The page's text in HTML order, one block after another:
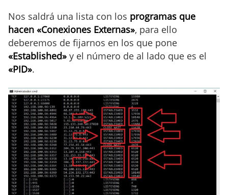
Nos saldrá una lista con los programas que
hacen «Conexiones Externas», para ello
deberemos de fijarnos en los que pone
«Established» y el número de al lado que es el
«PID».